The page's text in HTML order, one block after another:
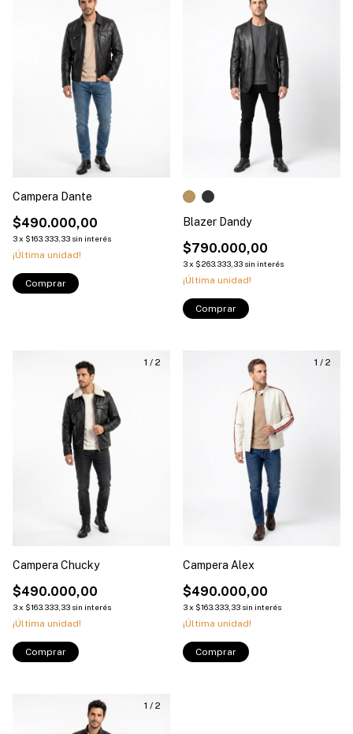
Campera Dante
$490.000,00
3x $163.333,33 sin interés
¡Última unidad!
Comprar
Blazer Dandy
$790.000,00
3x $263.333,33 sin interés
¡Última unidad!
Comprar
1 / 2
Campera Chucky
$490.000,00
3x $163.333,33 sin interés
¡Última unidad!
Comprar
1 / 2
Campera Alex
$490.000,00
3x $163.333,33 sin interés
¡Última unidad!
Comprar
1 / 2